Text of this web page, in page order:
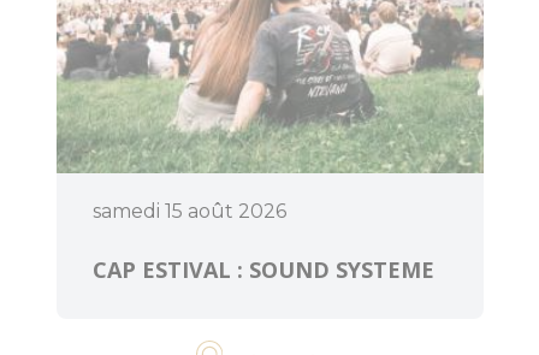
ART ET
CULTURE
d'artistes
samedi 15 août 2026
CAP ESTIVAL : SOUND SYSTEME